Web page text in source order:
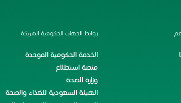
روابط الجهات الحكومية الشريكة
الخدمة الحكومية الموحدة
منصة استطلاع
وزارة الصحة
الهيئة السعودية للغذاء والصحة